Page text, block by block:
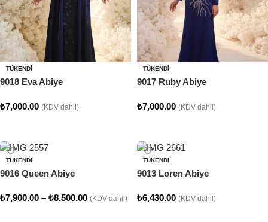
TÜKENDI
9018 Eva Abiye
₺7,000.00 (KDV dahil)
TÜKENDI
9017 Ruby Abiye
₺7,000.00 (KDV dahil)
TÜKENDI
9016 Queen Abiye
₺7,900.00 – ₺8,500.00 (KDV dahil)
TÜKENDI
9013 Loren Abiye
₺6,430.00 (KDV dahil)